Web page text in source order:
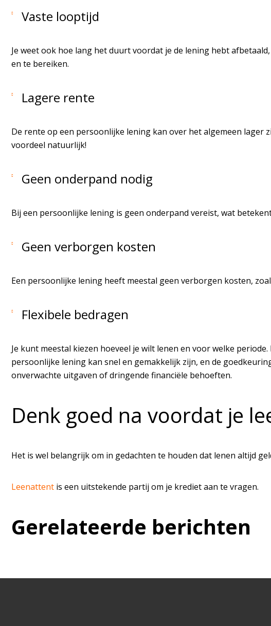
Vaste looptijd
Je weet ook hoe lang het duurt voordat je de lening hebt
en te bereiken.
Lagere rente
De rente op een persoonlijke lening kan over het algemeen lager
voordeel natuurlijk!
Geen onderpand nodig
Bij een persoonlijke lening is geen onderpand vereist, wat
Geen verborgen kosten
Een persoonlijke lening heeft meestal geen verborgen kosten,
Flexibele bedragen
Je kunt meestal kiezen hoeveel je wilt lenen en voor welke
persoonlijke lening kan snel en gemakkelijk zijn, en de
onverwachte uitgaven of dringende financiële behoeften.
Denk goed na voordat je
Het is wel belangrijk om in gedachten te houden dat lenen altijd
Leenattent is een uitstekende partij om je krediet aan te vragen.
Gerelateerde berichten